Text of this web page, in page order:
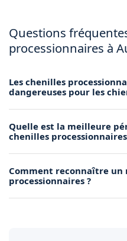
Questions
processionnaires à
Les chenilles
dangereuses pour les
chenilles processionnaires
langue pouvant nécessiter
premiers nids pour protéger
Quelle est la meilleure
chenilles
chenilles ne descendent
mécanique des nids en hiver
Comment reconnaître un
processionnaires ?